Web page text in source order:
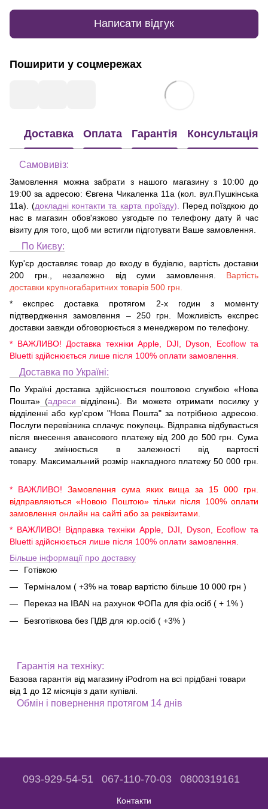
Написати відгук
Поширити у соцмережах
Доставка Оплата Гарантія Консультація
Самовивіз:
Замовлення можна забрати з нашого магазину з 10:00 до
19:00 за адресою:Євгена Чикаленка 11а (кол. вул.Пушкінська
11а) . (докладні контакти та карта проїзду). Перед поїздкою до
нас в магазин обов'язково узгодьте по телефону дату й час
візиту для того, щоб ми встигли підготувати Ваше замовлення.
По Києву:
Кур'єр доставляє товар до входу в будівлю, вартість доставки
200 грн., незалежно від суми замовлення. Вартість
доставки крупногабаритних товарів 500 грн.
* експрес доставка протягом 2-х годин з моменту
підтвердження замовлення – 250 грн. Можливість експрес
доставки завжди обговорюється з менеджером по телефону.
* ВАЖЛИВО! Доставка техніки Apple, DJI, Dyson, Ecoflow та
Bluetti здійснюється лише після 100% оплати замовлення.
Доставка по Україні:
По Україні доставка здійснюється поштовою службою «Нова
Пошта» (адреси
відділень). Ви можете отримати посилку у
відділенні або кур'єром "Нова Пошта" за потрібною адресою.
Послуги перевізника сплачує покупець. Відправка відбувається
після внесення авансового платежу від 200 до 500 грн. Сума
авансу змінюється в залежності від вартості
товару. Максимальний розмір накладного платежу 50 000 грн.
* ВАЖЛИВО! Замовлення сума яких вища за 15 000 грн.
відправляються «Новою Поштою» тільки після 100% оплати
замовлення онлайн на сайті або за реквізитами.
* ВАЖЛИВО! Відправка техніки Apple, DJI, Dyson, Ecoflow та
Bluetti здійснюється лише після 100% оплати замовлення.
Більше інформації про доставку
Готівкою
Терміналом ( +3% на товар вартістю більше 10 000 грн )
Переказ на IBAN на рахунок ФОПа для фіз.осіб ( + 1% )
Безготівкова без ПДВ для юр.осіб ( +3% )
Гарантія на техніку:
Базова гарантія від магазину iPodrom на всі прідбані товари
від 1 до 12 місяців з дати купівлі.
Обмін і повернення протягом 14 днів
093-929-54-51 067-110-70-03 0800319161
Контакти